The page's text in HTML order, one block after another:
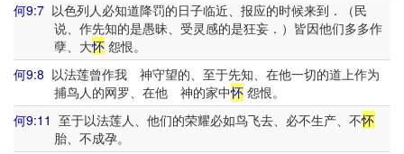
何9:7 以色列人必知道降罚的日子临近、报应的时候来到．（民
说、作先知的是愚昧、受灵感的是狂妄．）皆因他们多多作
孽、大怀怨恨。
何9:8 以法莲曾作我 神守望的、至于先知、在他一切的道上作为
捕鸟人的网罗、在他 神的家中怀怨恨。
何9:11 至于以法莲人、他们的荣耀必如鸟飞去、必不生产、不怀
胎、不成孕。